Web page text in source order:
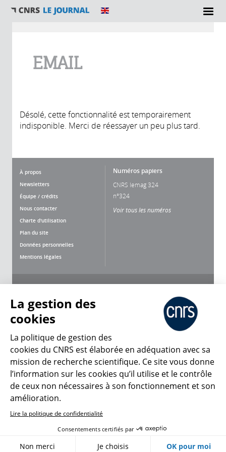
EMAIL
Désolé, cette fonctionnalité est temporairement
indisponible. Merci de réessayer un peu plus tard.
À propos
Newsletters
Équipe / crédits
Nous contacter
Charte d'utilisation
Plan du site
Données personnelles
Mentions légales
Numéros papiers
CNRS lemag 324
n°324
Voir tous les numéros
CNRS Le Mag
© 2026, CNRS
Créer un compte Se connecter
Gestion des cookies
La gestion des
cookies
La politique de gestion des
cookies du CNRS est élaborée en adéquation avec sa
mission de recherche scientifique. Ce site vous donne
l’information sur les cookies qu’il utilise et le contrôle
de ceux non nécessaires à son fonctionnement et son
amélioration.
Lire la politique de confidentialité
Consentements certifiés par
Non merci Je choisis OK pour moi